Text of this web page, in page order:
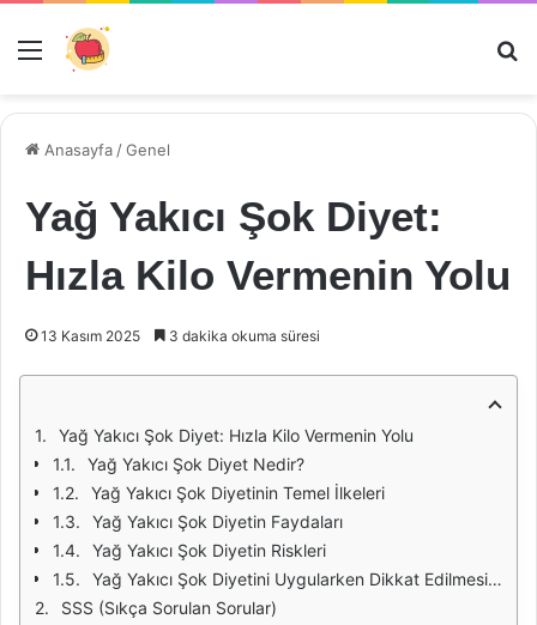
Menü
Anasayfa /Genel
Yağ Yakıcı Şok Diyet:
Hızla Kilo Vermenin Yolu
13 Kasım 2025 3 dakika okuma süresi
Yağ Yakıcı Şok Diyet: Hızla Kilo Vermenin Yolu
Yağ Yakıcı Şok Diyet Nedir?
Yağ Yakıcı Şok Diyetinin Temel İlkeleri
Yağ Yakıcı Şok Diyetin Faydaları
Yağ Yakıcı Şok Diyetin Riskleri
Yağ Yakıcı Şok Diyetini Uygularken Dikkat Edilmesi Gerekenler
SSS (Sıkça Sorulan Sorular)